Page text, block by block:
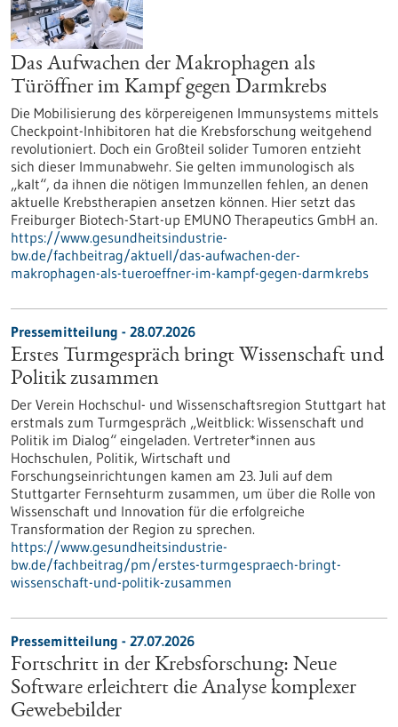
Das Aufwachen der Makrophagen als
Türöffner im Kampf gegen Darmkrebs
Die Mobilisierung des körpereigenen Immunsystems mittels
Checkpoint-Inhibitoren hat die Krebsforschung weitgehend
revolutioniert. Doch ein Großteil solider Tumoren entzieht
sich dieser Immunabwehr. Sie gelten immunologisch als
„kalt“, da ihnen die nötigen Immunzellen fehlen, an denen
aktuelle Krebstherapien ansetzen können. Hier setzt das
Freiburger Biotech-Start-up EMUNO Therapeutics GmbH an.
https://www.gesundheitsindustrie-
bw.de/fachbeitrag/aktuell/das-aufwachen-der-
makrophagen-als-tueroeffner-im-kampf-gegen-darmkrebs
Pressemitteilung - 28.07.2026
Erstes Turmgespräch bringt Wissenschaft und
Politik zusammen
Der Verein Hochschul- und Wissenschaftsregion Stuttgart hat
erstmals zum Turmgespräch „Weitblick: Wissenschaft und
Politik im Dialog“ eingeladen. Vertreter*innen aus
Hochschulen, Politik, Wirtschaft und
Forschungseinrichtungen kamen am 23. Juli auf dem
Stuttgarter Fernsehturm zusammen, um über die Rolle von
Wissenschaft und Innovation für die erfolgreiche
Transformation der Region zu sprechen.
https://www.gesundheitsindustrie-
bw.de/fachbeitrag/pm/erstes-turmgespraech-bringt-
wissenschaft-und-politik-zusammen
Pressemitteilung - 27.07.2026
Fortschritt in der Krebsforschung: Neue
Software erleichtert die Analyse komplexer
Gewebebilder